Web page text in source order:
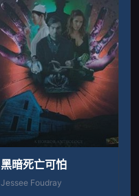
黑暗死亡可怕
Jessee Foudray